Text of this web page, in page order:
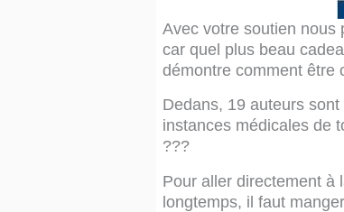
Avec votre soutien nous
car quel plus beau
démontre comment être
Dedans, 19 auteurs
instances médicales de
???
Pour aller directement à
longtemps, il faut